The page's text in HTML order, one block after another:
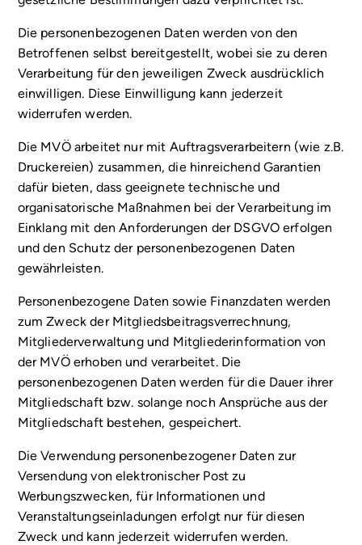
Die personenbezogenen Daten werden von den
Betroffenen selbst bereitgestellt, wobei sie zu deren
Verarbeitung für den jeweiligen Zweck ausdrücklich
einwilligen. Diese Einwilligung kann jederzeit
widerrufen werden.
Die MVÖ arbeitet nur mit Auftragsverarbeitern (wie z.B.
Druckereien) zusammen, die hinreichend Garantien
dafür bieten, dass geeignete technische und
organisatorische Maßnahmen bei der Verarbeitung im
Einklang mit den Anforderungen der DSGVO erfolgen
und den Schutz der personenbezogenen Daten
gewährleisten.
Personenbezogene Daten sowie Finanzdaten werden
zum Zweck der Mitgliedsbeitragsverrechnung,
Mitgliederverwaltung und Mitgliederinformation von
der MVÖ erhoben und verarbeitet. Die
personenbezogenen Daten werden für die Dauer ihrer
Mitgliedschaft bzw. solange noch Ansprüche aus der
Mitgliedschaft bestehen, gespeichert.
Die Verwendung personenbezogener Daten zur
Versendung von elektronischer Post zu
Werbungszwecken, für Informationen und
Veranstaltungseinladungen erfolgt nur für diesen
Zweck und kann jederzeit widerrufen werden.